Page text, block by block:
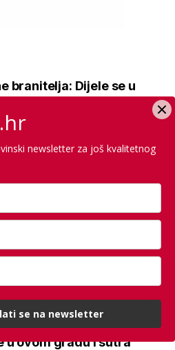
branitelja: Dijele se u
umirovljenika
za kategoriju štednje
promjena u drugom
prinosi većine
otišli u minus
u ovom gradu i sutra
newsletter za još kvalitetnog
se na newsletter